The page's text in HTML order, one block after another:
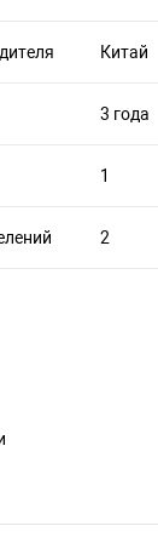
Китай
3 года
1
2